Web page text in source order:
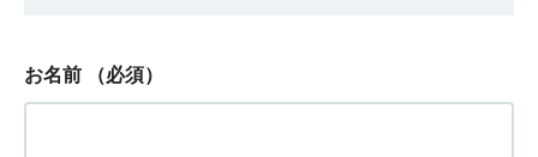
お名前 （必須）